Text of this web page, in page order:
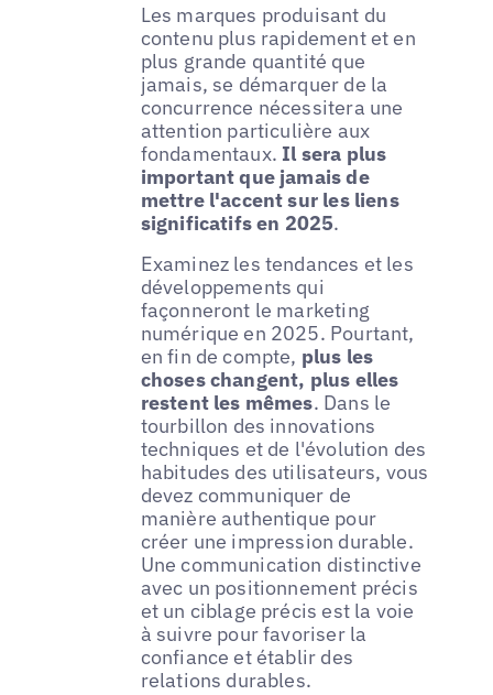
Les marques produisant du
contenu plus rapidement et en
plus grande quantité que
jamais, se démarquer de la
concurrence nécessitera une
attention particulière aux
fondamentaux. Il sera plus
important que jamais de
mettre l'accent sur les liens
significatifs en 2025.
Examinez les tendances et les
développements qui
façonneront le marketing
numérique en 2025. Pourtant,
en fin de compte, plus les
choses changent, plus elles
restent les mêmes. Dans le
tourbillon des innovations
techniques et de l'évolution des
habitudes des utilisateurs, vous
devez communiquer de
manière authentique pour
créer une impression durable.
Une communication distinctive
avec un positionnement précis
et un ciblage précis est la voie
à suivre pour favoriser la
confiance et établir des
relations durables.